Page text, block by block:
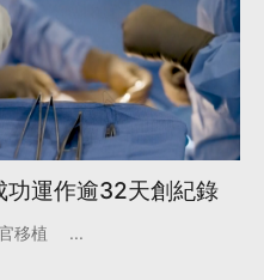
功運作逾32天創紀錄
移植 ...